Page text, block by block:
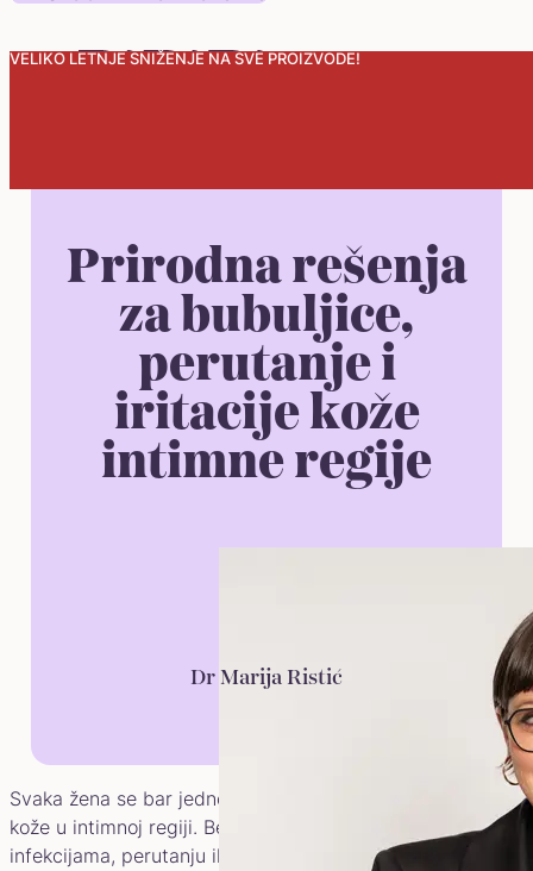
VELIKO LETNJE SNIŽENJE NA SVE PROIZVODE!
0
Prirodna rešenja
za bubuljice,
perutanje i
iritacije kože
intimne regije
Dr Marija Ristić
Svaka žena se bar jednom susrela sa nekim problemom
kože u intimnoj regiji. Bez obzira da li je reč o gljivičnim
infekcijama, perutanju ili bubuljicama, ukoliko ste